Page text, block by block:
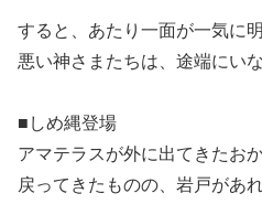
すると、あたり一面が一気に
悪い神さまたちは、途端にい
■しめ縄登場
アマテラスが外に出てきたお
戻ってきたものの、岩戸があ